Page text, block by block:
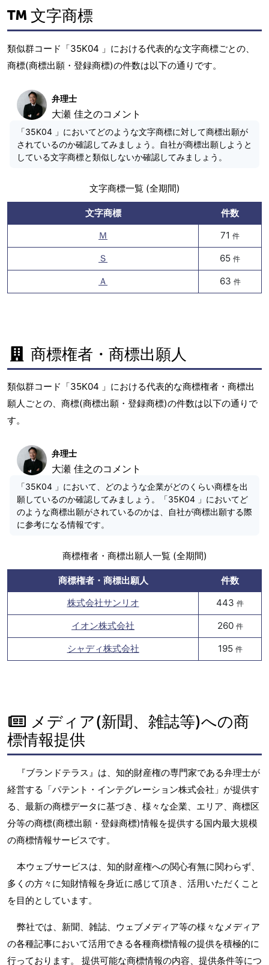
文字商標
類似群コード「35K04 」における代表的な文字商標ごとの、
商標(商標出願・登録商標)の件数は以下の通りです。
弁理士
大瀬 佳之のコメント
「35K04 」においてどのような文字商標に対して商標出願が
されているのか確認してみましょう。自社が商標出願しようと
している文字商標と類似しないか確認してみましょう。
文字商標一覧 (全期間)
文字商標
件数
Ｍ
71 件
Ｓ 65 件
Ａ 63 件
商標権者・商標出願人
類似群コード「35K04 」における代表的な商標権者・商標出
願人ごとの、商標(商標出願・登録商標)の件数は以下の通りで
す。
弁理士
大瀬 佳之のコメント
「35K04 」において、どのような企業がどのくらい商標を出
願しているのか確認してみましょう。「35K04 」においてど
のような商標出願がされているのかは、自社が商標出願する際
に参考になる情報です。
商標権者・商標出願人一覧 (全期間)
商標権者・商標出願人
件数
株式会社サンリオ
443 件
イオン株式会社 260 件
シャディ株式会社 195 件
メディア(新聞、雑誌等)への商
標情報提供
『ブランドテラス』は、知的財産権の専門家である弁理士が
経営する「パテント・インテグレーション株式会社」が提供す
る、最新の商標データに基づき、様々な企業、エリア、商標区
分等の商標(商標出願・登録商標)情報を提供する国内最大規模
の商標情報サービスです。
本ウェブサービスは、知的財産権への関心有無に関わらず、
多くの方々に知財情報を身近に感じて頂き、活用いただくこと
を目的としています。
弊社では、新聞、雑誌、ウェブメディア等の様々なメディア
の各種記事において活用できる各種商標情報の提供を積極的に
行っております。 提供可能な商標情報の内容、提供条件等につ